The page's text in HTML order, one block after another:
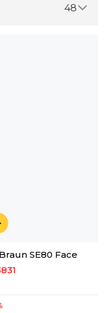
48
SE80 Face